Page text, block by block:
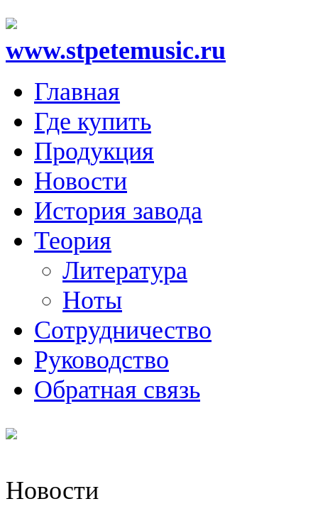
www.stpetemusic.ru
Главная
Где купить
Продукция
Новости
История завода
Теория
Литература
Ноты
Сотрудничество
Руководство
Обратная связь
Новости